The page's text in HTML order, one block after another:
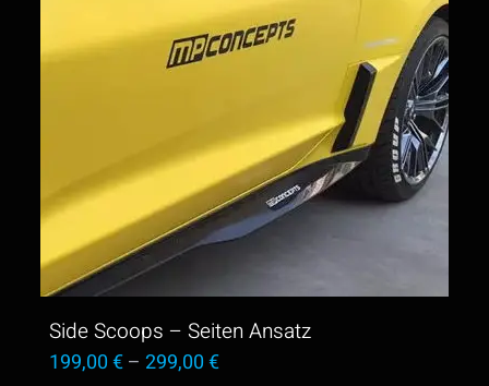
Side Scoops – Seiten Ansatz
199,00€– 299,00€